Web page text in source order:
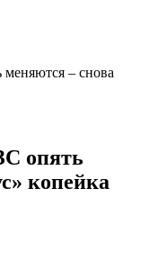
– снова
опять
копейка